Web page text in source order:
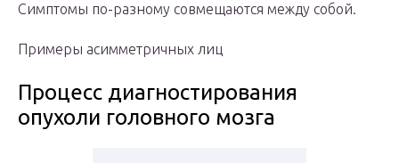
Симптомы по-разному совмещаются между собой.
Примеры асимметричных лиц
Процесс диагностирования
опухоли головного мозга